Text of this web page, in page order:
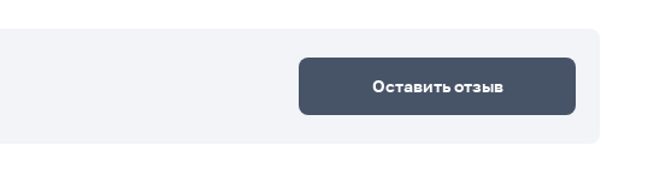
Оставить отзыв